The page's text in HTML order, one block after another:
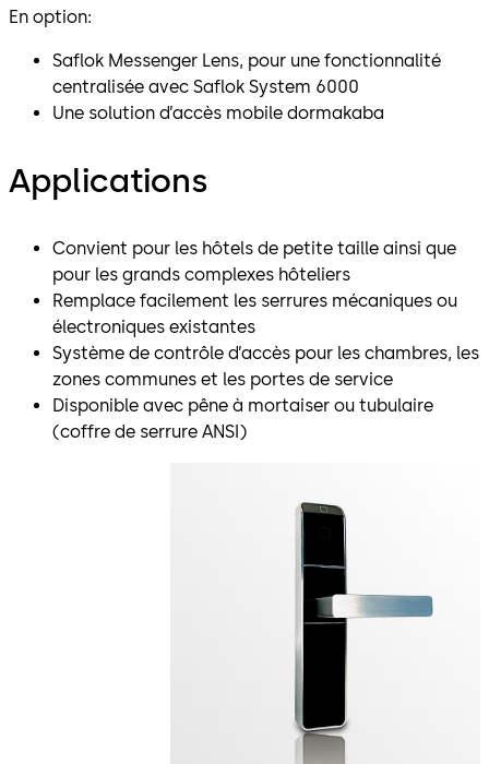
En option:
Saflok Messenger Lens, pour une fonctionnalité
centralisée avec Saflok System 6000
Une solution d’accès mobile dormakaba
Applications
Convient pour les hôtels de petite taille ainsi que
pour les grands complexes hôteliers
Remplace facilement les serrures mécaniques ou
électroniques existantes
Système de contrôle d’accès pour les chambres, les
zones communes et les portes de service
Disponible avec pêne à mortaiser ou tubulaire
(coffre de serrure ANSI)